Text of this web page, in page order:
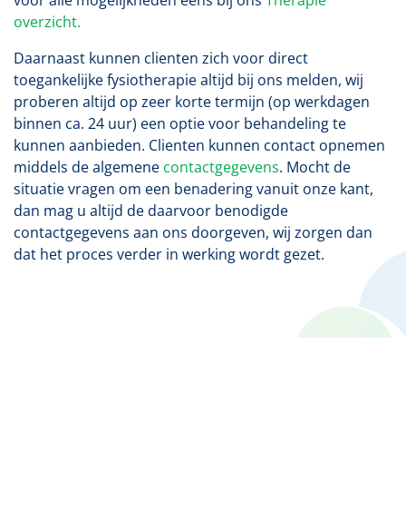
overzicht.
Daarnaast kunnen clienten zich voor direct
toegankelijke fysiotherapie altijd bij ons melden, wij
proberen altijd op zeer korte termijn (op werkdagen
binnen ca. 24 uur) een optie voor behandeling te
kunnen aanbieden. Clienten kunnen contact opnemen
middels de algemene contactgegevens. Mocht de
situatie vragen om een benadering vanuit onze kant,
dan mag u altijd de daarvoor benodigde
contactgegevens aan ons doorgeven, wij zorgen dan
dat het proces verder in werking wordt gezet.